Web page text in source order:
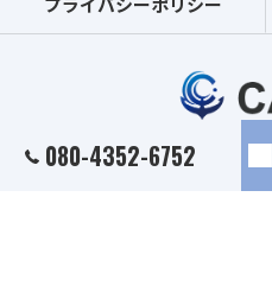
080-4352-6752
© 2026 埼玉のアンテナ工事は株式